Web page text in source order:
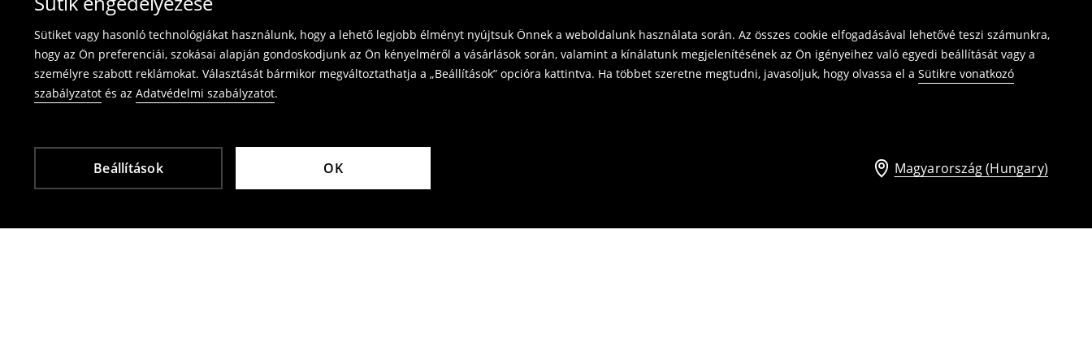
Sütiket vagy hasonló technológiákat használunk, hogy a lehető legjobb élményt nyújtsuk Önnek a weboldalunk használata során. Az összes cookie elfogadásával lehetővé teszi számunkra,
hogy az Ön preferenciái, szokásai alapján gondoskodjunk az Ön kényelméről a vásárlások során, valamint a kínálatunk megjelenítésének az Ön igényeihez való egyedi beállítását vagy a
személyre szabott reklámokat. Választását bármikor megváltoztathatja a „Beállítások” opcióra kattintva. Ha többet szeretne megtudni, javasoljuk, hogy olvassa el a Sütikre vonatkozó
szabályzatot és az Adatvédelmi szabályzatot.
Beállítások OK Magyarország (Hungary)
használja az online visszaküldési űrlapot.
Termék visszavétel